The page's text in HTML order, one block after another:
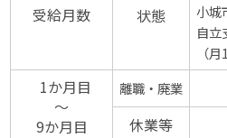
受給月数 状態
小城
自立
（
1か月目
～
9か月目
離職・廃業
休業等